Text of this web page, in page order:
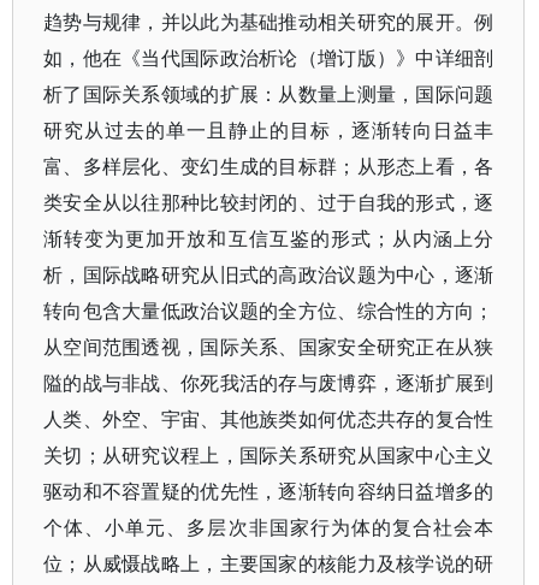
趋势与规律，并以此为基础推动相关研究的展开。例
如，他在《当代国际政治析论（增订版）》中详细剖
析了国际关系领域的扩展：从数量上测量，国际问题
研究从过去的单一且静止的目标，逐渐转向日益丰
富、多样层化、变幻生成的目标群；从形态上看，各
类安全从以往那种比较封闭的、过于自我的形式，逐
渐转变为更加开放和互信互鉴的形式；从内涵上分
析，国际战略研究从旧式的高政治议题为中心，逐渐
转向包含大量低政治议题的全方位、综合性的方向；
从空间范围透视，国际关系、国家安全研究正在从狭
隘的战与非战、你死我活的存与废博弈，逐渐扩展到
人类、外空、宇宙、其他族类如何优态共存的复合性
关切；从研究议程上，国际关系研究从国家中心主义
驱动和不容置疑的优先性，逐渐转向容纳日益增多的
个体、小单元、多层次非国家行为体的复合社会本
位；从威慑战略上，主要国家的核能力及核学说的研